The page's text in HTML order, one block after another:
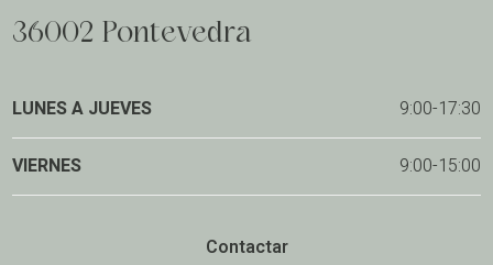
36002 Pontevedra
LUNES A JUEVES 9:00-17:30
VIERNES 9:00-15:00
Contactar